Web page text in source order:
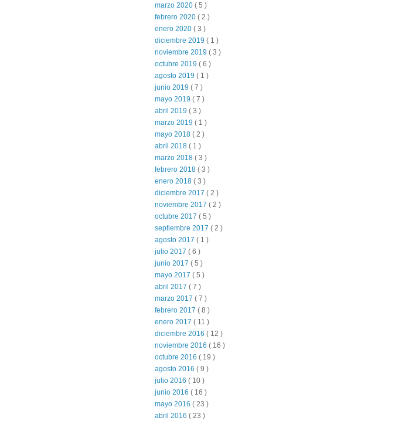
marzo 2020 ( 5 )
febrero 2020 ( 2 )
enero 2020 ( 3 )
diciembre 2019 ( 1 )
noviembre 2019 ( 3 )
octubre 2019 ( 6 )
agosto 2019 ( 1 )
junio 2019 ( 7 )
mayo 2019 ( 7 )
abril 2019 ( 3 )
marzo 2019 ( 1 )
mayo 2018 ( 2 )
abril 2018 ( 1 )
marzo 2018 ( 3 )
febrero 2018 ( 3 )
enero 2018 ( 3 )
diciembre 2017 ( 2 )
noviembre 2017 ( 2 )
octubre 2017 ( 5 )
septiembre 2017 ( 2 )
agosto 2017 ( 1 )
julio 2017 ( 6 )
junio 2017 ( 5 )
mayo 2017 ( 5 )
abril 2017 ( 7 )
marzo 2017 ( 7 )
febrero 2017 ( 8 )
enero 2017 ( 11 )
diciembre 2016 ( 12 )
noviembre 2016 ( 16 )
octubre 2016 ( 19 )
agosto 2016 ( 9 )
julio 2016 ( 10 )
junio 2016 ( 16 )
mayo 2016 ( 23 )
abril 2016 ( 23 )